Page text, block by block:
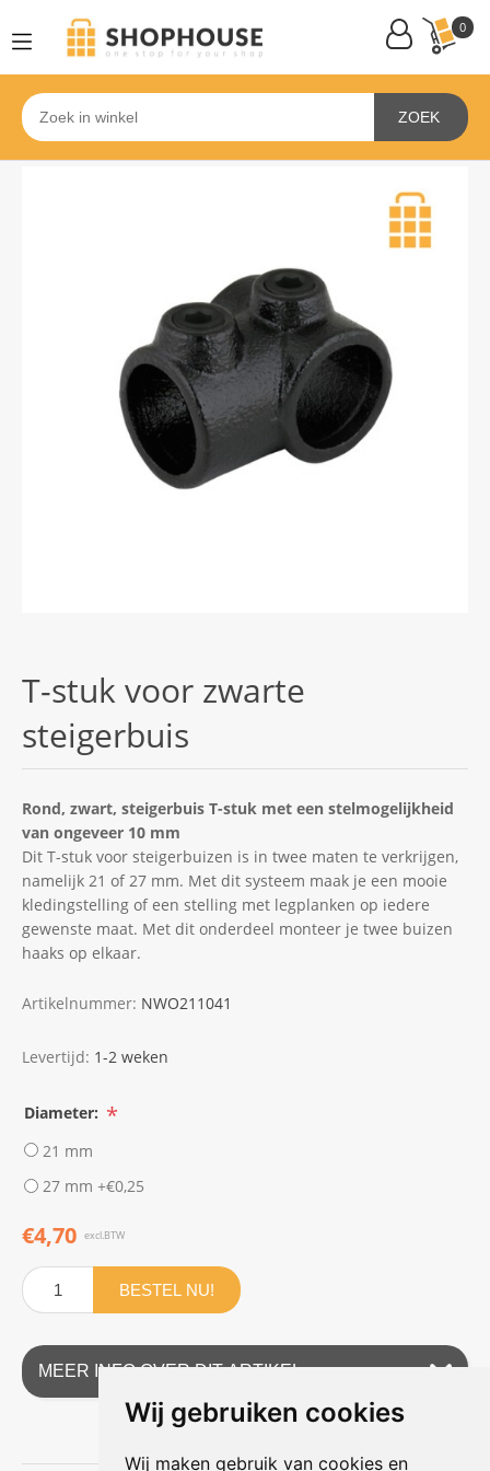
Wij gebruiken cookies
Wij maken gebruik van cookies en
0
ZOEK
T-stuk voor zwarte
steigerbuis
Rond, zwart, steigerbuis T-stuk met een stelmogelijkheid
van ongeveer 10 mm
Dit T-stuk voor steigerbuizen is in twee maten te verkrijgen,
namelijk 21 of 27 mm. Met dit systeem maak je een mooie
kledingstelling of een stelling met legplanken op iedere
gewenste maat. Met dit onderdeel monteer je twee buizen
haaks op elkaar.
Artikelnummer: NWO211041
Levertijd: 1-2 weken
Diameter: *
21 mm
27 mm +€0,25
€4,70 excl.BTW
BESTEL NU!
MEER INFO OVER DIT ARTIKEL